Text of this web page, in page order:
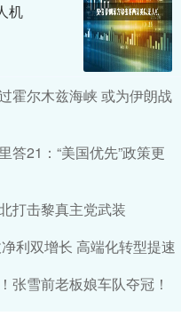
机
霍尔木兹海峡 或为伊朗战
答21：“美国优先”政策更
打击黎真主党武装
利双增长 高端化转型提速
张雪前老板娘车队夺冠！